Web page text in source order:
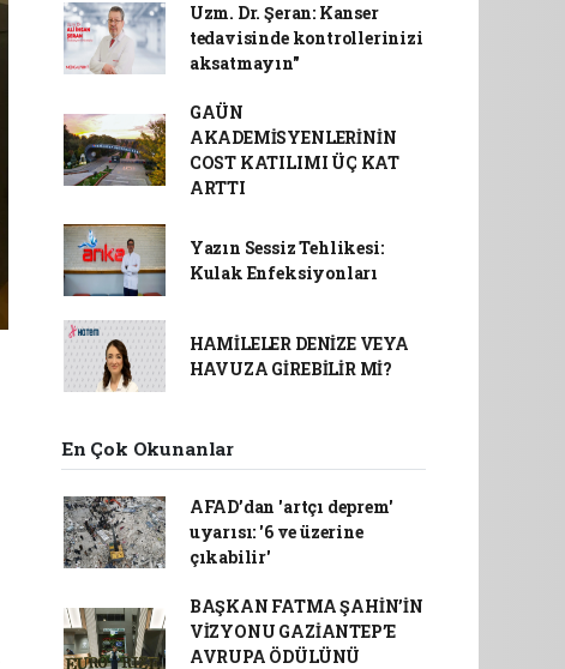
Uzm. Dr. Şeran: Kanser
tedavisinde kontrollerinizi
aksatmayın"
GAÜN
AKADEMİSYENLERİNİN
COST KATILIMI ÜÇ KAT
ARTTI
Yazın Sessiz Tehlikesi:
Kulak Enfeksiyonları
HAMİLELER DENİZE VEYA
HAVUZA GİREBİLİR Mİ?
En Çok Okunanlar
AFAD’dan 'artçı deprem'
uyarısı: '6 ve üzerine
çıkabilir'
BAŞKAN FATMA ŞAHİN’İN
VİZYONU GAZİANTEP’E
AVRUPA ÖDÜLÜNÜ